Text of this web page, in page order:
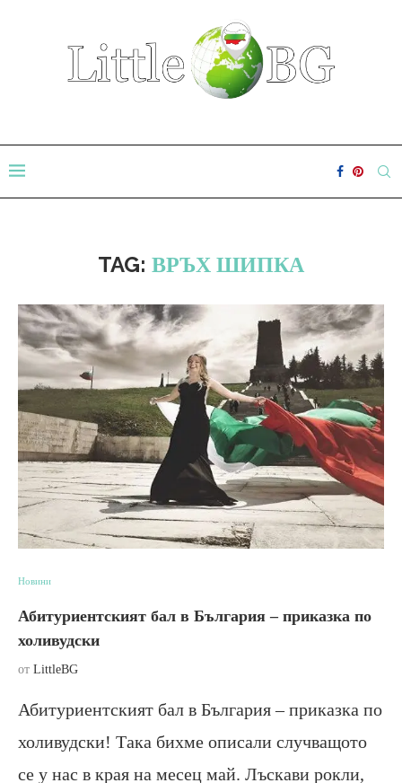
TAG: ВРЪХ ШИПКА
Новини
Абитуриентският бал в България – приказка по
холивудски
от LittleBG
Абитуриентският бал в България – приказка по
холивудски! Така бихме описали случващото
се у нас в края на месец май. Лъскави рокли,